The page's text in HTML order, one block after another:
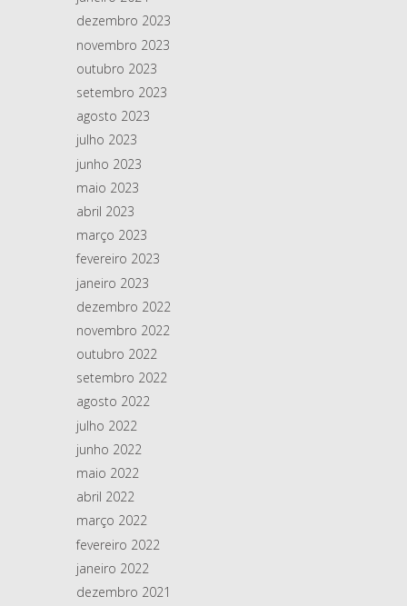
dezembro 2023
novembro 2023
outubro 2023
setembro 2023
agosto 2023
julho 2023
junho 2023
maio 2023
abril 2023
março 2023
fevereiro 2023
janeiro 2023
dezembro 2022
novembro 2022
outubro 2022
setembro 2022
agosto 2022
julho 2022
junho 2022
maio 2022
abril 2022
março 2022
fevereiro 2022
janeiro 2022
dezembro 2021